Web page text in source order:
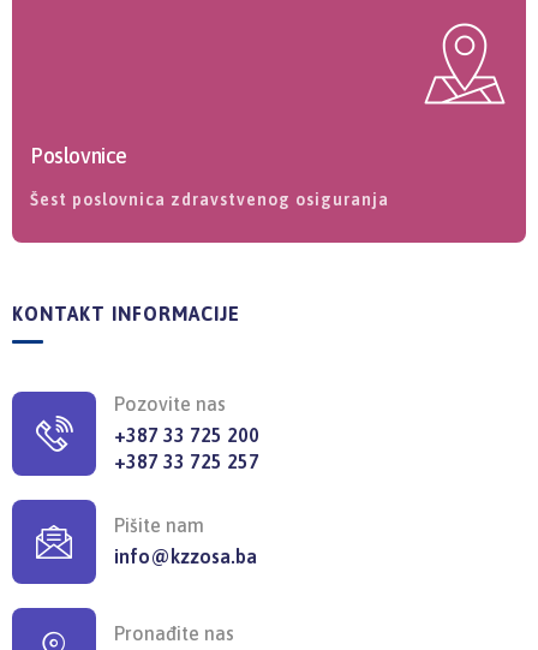
Poslovnice
Šest poslovnica zdravstvenog osiguranja
KONTAKT INFORMACIJE
Pozovite nas
+387 33 725 200
+387 33 725 257
Pišite nam
info@kzzosa.ba
Pronađite nas